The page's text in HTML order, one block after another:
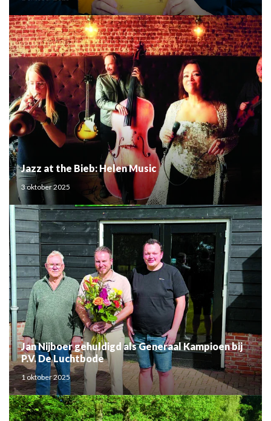
Jazz at the Bieb: Helen Music
3 oktober 2025
Jan Nijboer gehuldigd als Generaal Kampioen bij
P.V. De Luchtbode
1 oktober 2025